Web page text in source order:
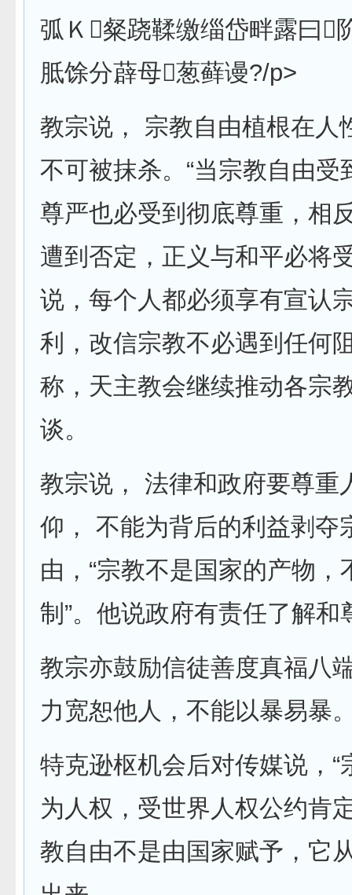
弧Ｋ粲跷鞣缴缁岱畔露曰
胝馀分薜母葱藓谩?/p>
教宗说， 宗教自由植根在人
不可被抹杀。“当宗教自由受
尊严也必受到彻底尊重，相
遭到否定，正义与和平必将
说，每个人都必须享有宣认
利，改信宗教不必遇到任何
称，天主教会继续推动各宗
谈。
教宗说， 法律和政府要尊重
仰， 不能为背后的利益剥夺
由，“宗教不是国家的产物，
制”。他说政府有责任了解和
教宗亦鼓励信徒善度真福八
力宽恕他人，不能以暴易暴
特克逊枢机会后对传媒说，“
为人权，受世界人权公约肯
教自由不是由国家赋予，它